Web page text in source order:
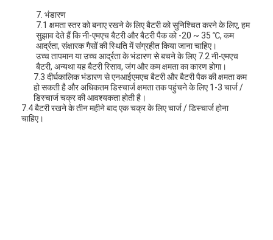
7. भंडारण
7.1 क्षमता स्तर को बनाए रखने के लिए बैटरी को सुनिश्चित करने के लिए, हम
सुझाव देते हैं कि नी-एमएच बैटरी और बैटरी पैक को -20 ~ 35 ℃, कम
आर्द्रता, संक्षारक गैसों की स्थिति में संग्रहीत किया जाना चाहिए।
उच्च तापमान या उच्च आर्द्रता के भंडारण से बचने के लिए 7.2 नी-एमएच
बैटरी, अन्यथा यह बैटरी रिसाव, जंग और कम क्षमता का कारण होगा।
7.3 दीर्घकालिक भंडारण से एनआईएमएच बैटरी और बैटरी पैक की क्षमता कम
हो सकती है और अधिकतम डिस्चार्ज क्षमता तक पहुंचने के लिए 1-3 चार्ज /
डिस्चार्ज चक्र की आवश्यकता होती है।
7.4 बैटरी रखने के तीन महीने बाद एक चक्र के लिए चार्ज / डिस्चार्ज होना
चाहिए।